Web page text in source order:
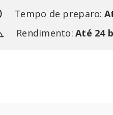
Tempo de preparo:
Rendimento: Até 24